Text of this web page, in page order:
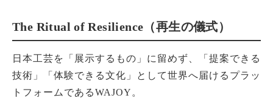
The Ritual of Resilience（再生の儀式）
日本工芸を「展示するもの」に留めず、「提案できる
技術」「体験できる文化」として世界へ届けるプラッ
トフォームであるWAJOY。